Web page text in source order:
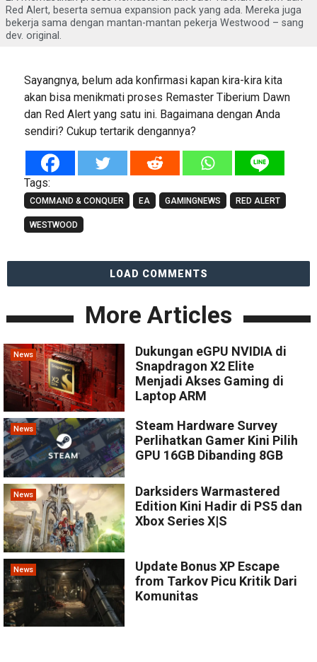
Red Alert, beserta semua expansion pack yang ada. Mereka juga
bekerja sama dengan mantan-mantan pekerja Westwood – sang
dev. original.
Sayangnya, belum ada konfirmasi kapan kira-kira kita
akan bisa menikmati proses Remaster Tiberium Dawn
dan Red Alert yang satu ini. Bagaimana dengan Anda
sendiri? Cukup tertarik dengannya?
Tags:
COMMAND & CONQUER EA GAMINGNEWS RED ALERT
WESTWOOD
LOAD COMMENTS
More Articles
News
Dukungan eGPU NVIDIA di
Snapdragon X2 Elite
Menjadi Akses Gaming di
Laptop ARM
News
Steam Hardware Survey
Perlihatkan Gamer Kini Pilih
GPU 16GB Dibanding 8GB
News
Darksiders Warmastered
Edition Kini Hadir di PS5 dan
Xbox Series X|S
News
Update Bonus XP Escape
from Tarkov Picu Kritik Dari
Komunitas